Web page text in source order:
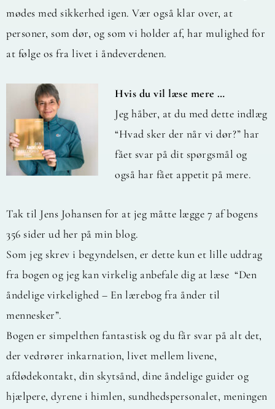
mødes med sikkerhed igen. Vær også klar over, at
personer, som dør, og som vi holder af, har mulighed for
at følge os fra livet i åndeverdenen.
Hvis du vil læse mere …
Jeg håber, at du med dette indlæg
“Hvad sker der når vi dør?” har
fået svar på dit spørgsmål og
også har fået appetit på mere.
Tak til Jens Johansen for at jeg måtte lægge 7 af bogens
356 sider ud her på min blog.
Som jeg skrev i begyndelsen, er dette kun et lille uddrag
fra bogen og jeg kan virkelig anbefale dig at læse “Den
åndelige virkelighed – En lærebog fra ånder til
mennesker”.
Bogen er simpelthen fantastisk og du får svar på alt det,
der vedrører inkarnation, livet mellem livene,
afdødekontakt, din skytsånd, dine åndelige guider og
hjælpere, dyrene i himlen, sundhedspersonalet, meningen